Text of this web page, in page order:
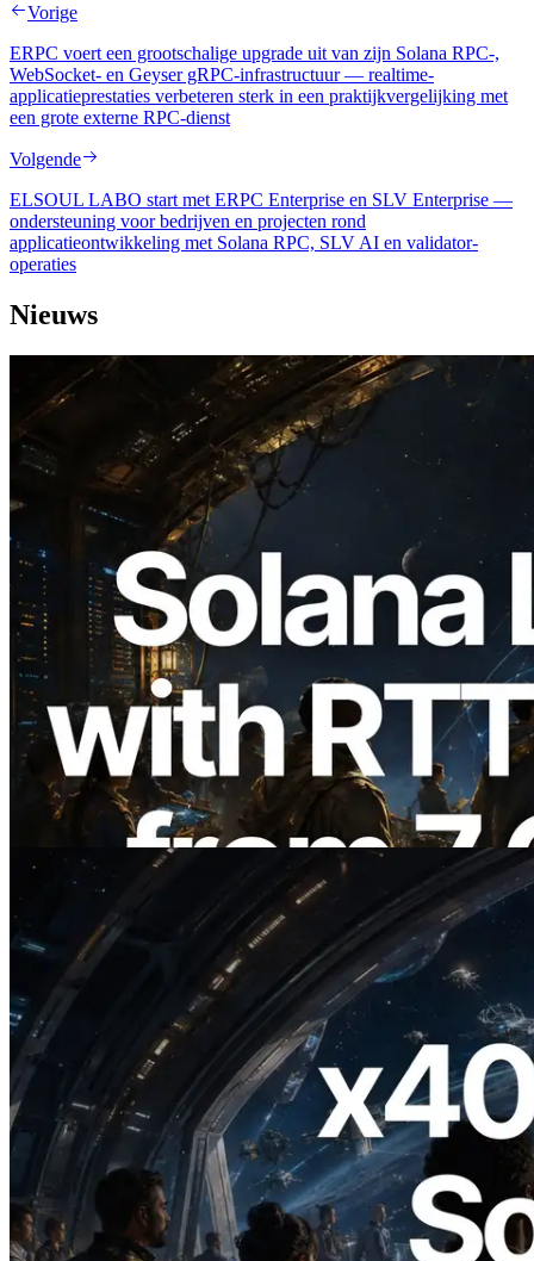
Vorige
ERPC voert een grootschalige upgrade uit van zijn Solana RPC-,
WebSocket- en Geyser gRPC-infrastructuur — realtime-
applicatieprestaties verbeteren sterk in een praktijkvergelijking met
een grote externe RPC-dienst
Volgende
ELSOUL LABO start met ERPC Enterprise en SLV Enterprise —
ondersteuning voor bedrijven en projecten rond
applicatieontwikkeling met Solana RPC, SLV AI en validator-
operaties
Nieuws
2026.08.05
ERPC Breidt Solana Leader Slot API Uit
met Pingmeting vanuit 7 Wereldwijde
Regio’s — Validators Information API
Ook Gelanceerd
2026.07.04
ERPC Lanceert x402-Enabled Solana
RPC — Het Tijdperk Waarin AI Agents
On Demand Voor API's Betalen